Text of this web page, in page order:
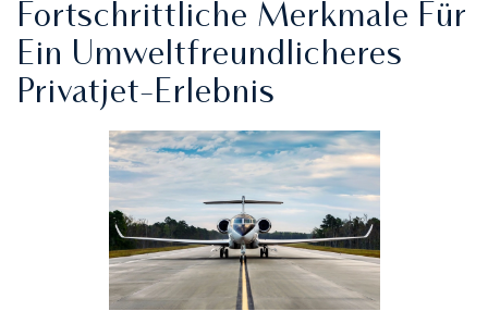
Fortschrittliche Merkmale Für
Ein Umweltfreundlicheres
Privatjet-Erlebnis